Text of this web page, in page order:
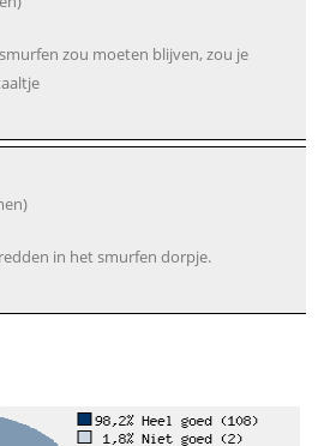
zou moeten blijven, zou je
in het smurfen dorpje.